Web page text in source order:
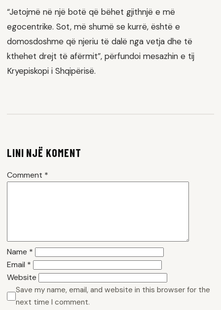
“Jetojmë në një botë që bëhet gjithnjë e më
egocentrike. Sot, më shumë se kurrë, është e
domosdoshme që njeriu të dalë nga vetja dhe të
kthehet drejt të afërmit”, përfundoi mesazhin e tij
Kryepiskopi i Shqipërisë.
LINI NJË KOMENT
Comment *
Name *
Email *
Website
Save my name, email, and website in this browser for the
next time I comment.